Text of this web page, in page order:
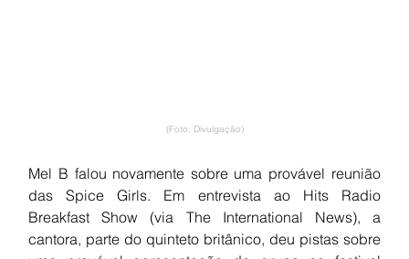
(Foto: Divulgação)
Mel B falou novamente sobre uma provável reunião
das Spice Girls. Em entrevista ao Hits Radio
Breakfast Show (via The International News), a
cantora, parte do quinteto britânico, deu pistas sobre